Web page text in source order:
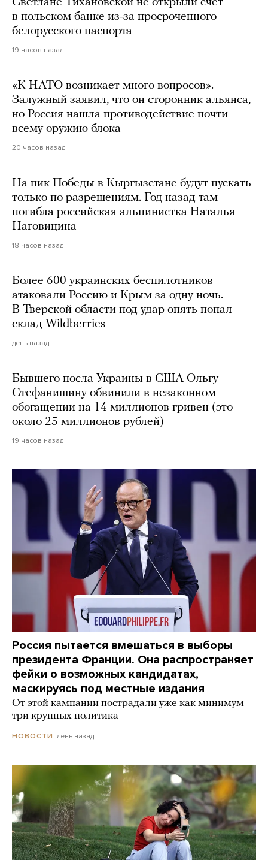
в польском банке из-за просроченного
белорусского паспорта
19 часов назад
«К НАТО возникает много вопросов».
Залужный заявил, что он сторонник альянса,
но Россия нашла противодействие почти
всему оружию блока
20 часов назад
На пик Победы в Кыргызстане будут пускать
только по разрешениям. Год назад там
погибла российская альпинистка Наталья
Наговицина
18 часов назад
Более 600 украинских беспилотников
атаковали Россию и Крым за одну ночь.
В Тверской области под удар опять попал
склад Wildberries
день назад
Бывшего посла Украины в США Ольгу
Стефанишину обвинили в незаконном
обогащении на 14 миллионов гривен (это
около 25 миллионов рублей)
19 часов назад
Россия пытается вмешаться в выборы
президента Франции. Она распространяет
фейки о возможных кандидатах,
маскируясь под местные издания
От этой кампании пострадали уже как минимум
три крупных политика
НОВОСТИ день назад